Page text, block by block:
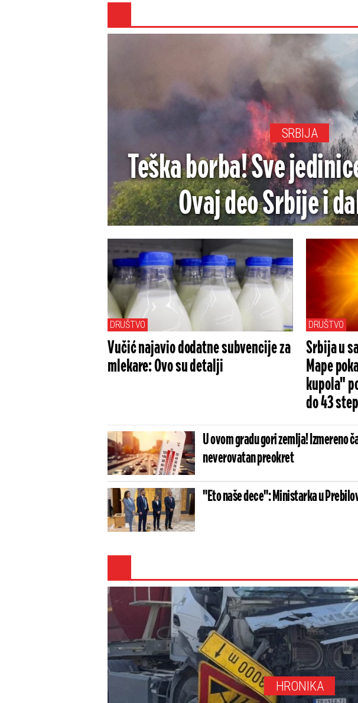
SRBIJA
Teška borba! Sve
Ovaj deo Srbije i
(FOTO/
DRUŠTVO
Vučić najavio dodatne subvencije za
mlekare: Ovo su detalji
DRUŠTVO
Srbija u
Mape
kupola"
do 43
U ovom gradu gori zemlja! Izmereno
neverovatan preokret
"Eto naše dece": Ministarka u
HRONIKA